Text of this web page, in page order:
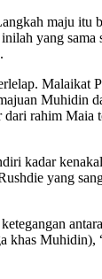
maju itu
yang
Malaikat
Muhidin
rahim Maia
kadar
yang
khas